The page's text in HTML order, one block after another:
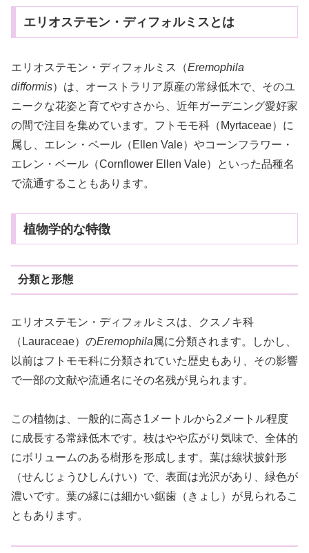
エリオステモン・ディフォルミスとは
エリオステモン・ディフォルミス（Eremophila
difformis）は、オーストラリア原産の常緑低木で、そのユ
ニークな花姿と育てやすさから、近年ガーデニング愛好家
の間で注目を集めています。フトモモ科（Myrtaceae）に
属し、エレン・ベール（Ellen Vale）やコーンフラワー・
エレン・ベール（Cornflower Ellen Vale）といった品種名
で流通することもあります。
植物学的な特徴
分類と形態
エリオステモン・ディフォルミスは、クスノキ科
（Lauraceae）のEremophila属に分類されます。しかし、
以前はフトモモ科に分類されていた歴史もあり、その影響
で一部の文献や流通名にその名残が見られます。
この植物は、一般的に高さ1メートルから2メートル程度
に成長する常緑低木です。枝はやや広がり気味で、全体的
にボリュームのある樹形を形成します。葉は線状披針形
（せんじょうひしんけい）で、表面は光沢があり、緑色が
濃いです。葉の縁には細かい鋸歯（きょし）が見られるこ
ともあります。